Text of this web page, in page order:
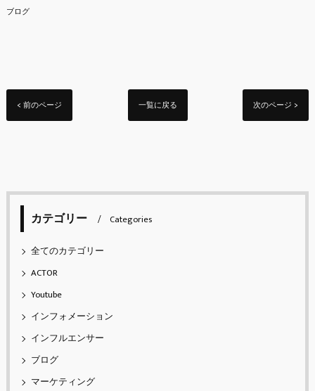
ブログ
< 前のページ 一覧に戻る 次のページ >
カテゴリー Categories
全てのカテゴリー
ACTOR
Youtube
インフォメーション
インフルエンサー
ブログ
マーケティング